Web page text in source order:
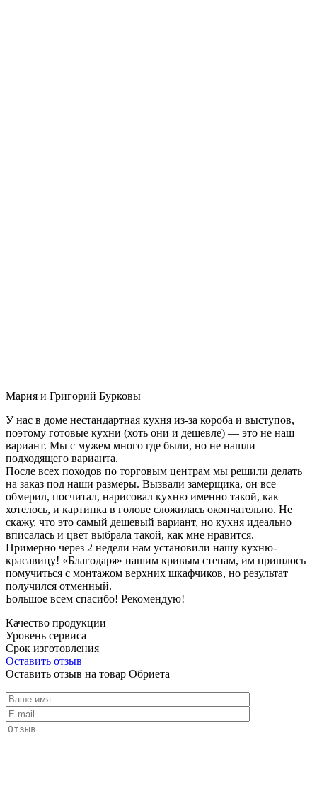
Мария и Григорий Бурковы
У нас в доме нестандартная кухня из-за короба и выступов,
поэтому готовые кухни (хоть они и дешевле) — это не наш
вариант. Мы с мужем много где были, но не нашли
подходящего варианта.
После всех походов по торговым центрам мы решили делать
на заказ под наши размеры. Вызвали замерщика, он все
обмерил, посчитал, нарисовал кухню именно такой, как
хотелось, и картинка в голове сложилась окончательно. Не
скажу, что это самый дешевый вариант, но кухня идеально
вписалась и цвет выбрала такой, как мне нравится.
Примерно через 2 недели нам установили нашу кухню-
красавицу! «Благодаря» нашим кривым стенам, им пришлось
помучиться с монтажом верхних шкафчиков, но результат
получился отменный.
Большое всем спасибо! Рекомендую!
Качество продукции
Уровень сервиса
Срок изготовления
Оставить отзыв
Оставить отзыв на товар Обриета